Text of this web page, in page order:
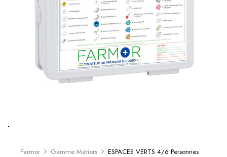
Farmor Gamme Métiers
ESPACES VERTS 4/6 Personnes